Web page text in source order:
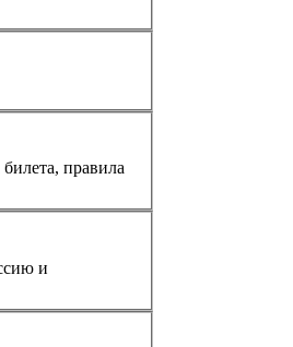
билета, правила